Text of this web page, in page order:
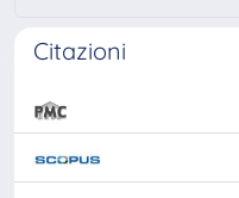
Citazioni